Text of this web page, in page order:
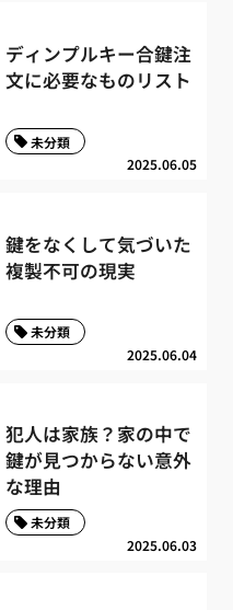
ディンプルキー合鍵注
文に必要なものリスト
2025.06.05
未分類
鍵をなくして気づいた
複製不可の現実
2025.06.04
未分類
犯人は家族？家の中で
鍵が見つからない意外
な理由
2025.06.03
未分類